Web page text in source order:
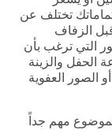
تختلف عن
الزفاف
التي ترغب بأن
الحفل والزينة
الصور العفوية
مهم جداً